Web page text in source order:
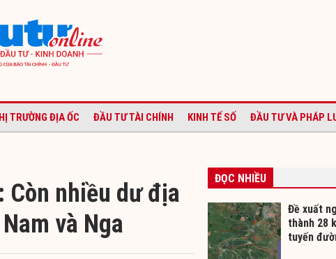
TRƯỜNG ĐỊA ỐC ĐẦU TƯ TÀI CHÍNH KINH TẾ SỐ ĐẦU TƯ VÀ PHÁP
Còn nhiều dư địa
và Nga
ĐỌC NHIỀU
Đề xuất
thành 28
tuyến